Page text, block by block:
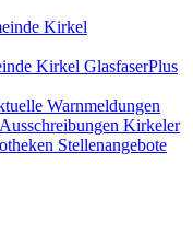
Kirkel
Kirkel GlasfaserPlus
Warnmeldungen
Kirkeler
Stellenangebote